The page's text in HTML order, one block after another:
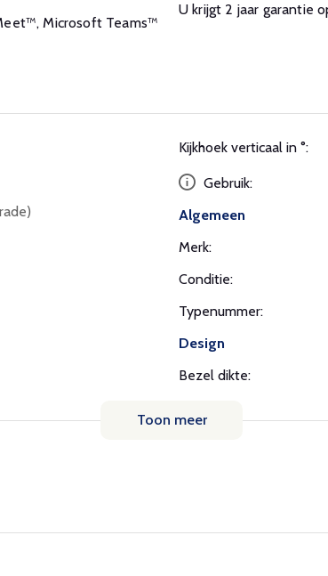
Microsoft Teams™
U krijgt 2 jaar garantie
Kijkhoek verticaal in °:
Gebruik:
Algemeen
Merk:
Conditie:
Typenummer:
Design
Bezel dikte:
Toon meer